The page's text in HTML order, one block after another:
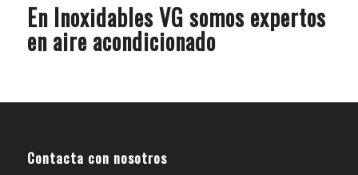
En Inoxidables VG somos expertos
en aire acondicionado
Contacta con nosotros